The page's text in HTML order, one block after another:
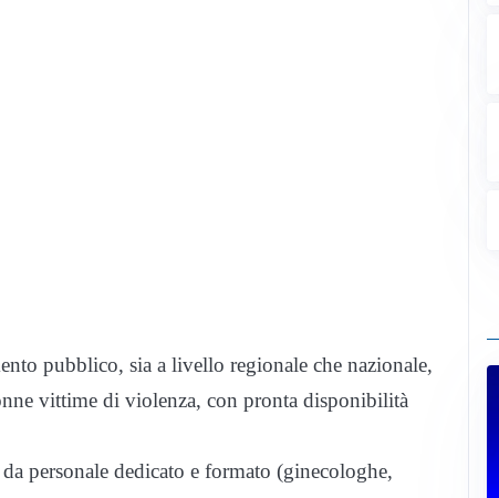
pubblico, sia a livello regionale che nazionale,
vittime di violenza, con pronta disponibilità
personale dedicato e formato (ginecologhe,